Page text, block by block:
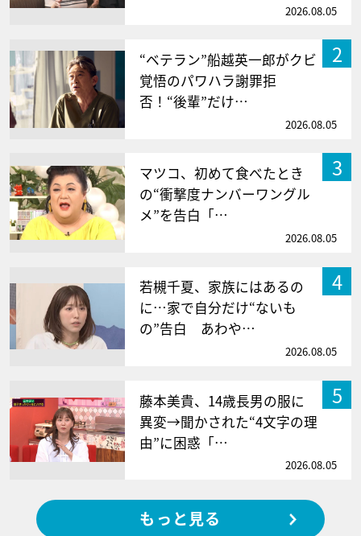
2026.08.05
2
“ベテラン”船越英一郎がクビ
覚悟のパワハラ謝罪拒
否！“後輩”だけ…
2026.08.05
3
マツコ、初めて食べたとき
の“衝撃度ナンバーワングル
メ”を告白「…
2026.08.05
4
若槻千夏、家族にはあるの
に…家で自分だけ“ないも
の”告白 あわや…
2026.08.05
5
藤本美貴、14歳長男の服に
異変→聞かされた“4文字の理
由”に困惑「…
2026.08.05
もっと見る